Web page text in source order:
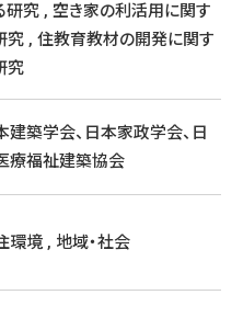
研究 , 空き家の利活用に関す
究 , 住教育教材の開発に関す
究
建築学会、日本家政学会、日
療福祉建築協会
環境 , 地域・社会